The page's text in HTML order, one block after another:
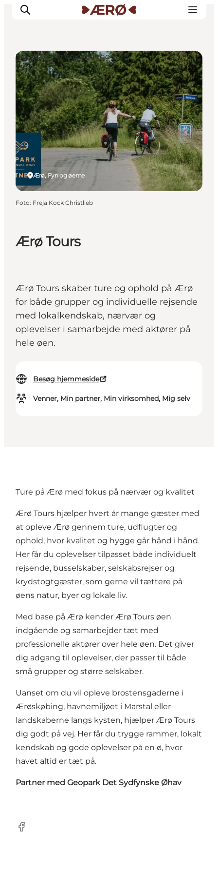
Overnatning
Spisesteder
Oplevelser
Events
Planlæg ferien
Ærø Tours
Ærø Tours skaber ture og ophold på Ærø
for både grupper og individuelle rejsende
med lokalkendskab, nærvær og
oplevelser i samarbejde med aktører på
hele øen.
Besøg hjemmeside
Venner, Min partner, Min virksomhed, Mig selv
Ærø, Fyn og øerne
Sightseeing og guidede ture
Foto: Freja Kock Christlieb
Ture på Ærø med fokus på nærvær og kvalitet
Ærø Tours hjælper hvert år mange gæster med
at opleve Ærø gennem ture, udflugter og
ophold, hvor kvalitet og hygge går hånd i hånd.
Her får du oplevelser tilpasset både individuelt
rejsende, busselskaber, selskabsrejser og
krydstogtgæster, som gerne vil tættere på
øens natur, byer og lokale liv.
Med base på Ærø kender Ærø Tours øen
indgående og samarbejder tæt med
professionelle aktører over hele øen. Det giver
dig adgang til oplevelser, der passer til både
små grupper og større selskaber.
Uanset om du vil opleve brostensgaderne i
Ærøskøbing, havnemiljøet i Marstal eller
landskaberne langs kysten, hjælper Ærø Tours
dig godt på vej. Her får du trygge rammer, lokalt
kendskab og gode oplevelser på en ø, hvor
havet altid er tæt på.
Partner med Geopark Det Sydfynske Øhav
Facebook